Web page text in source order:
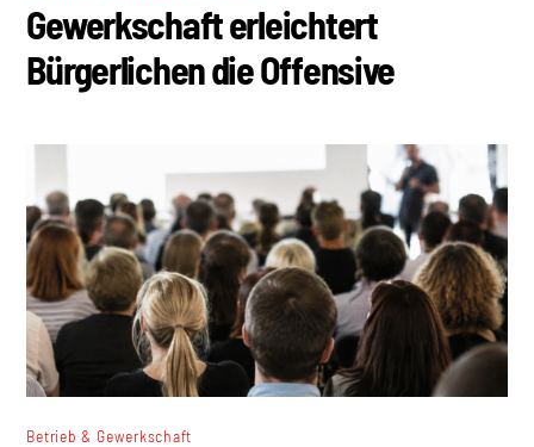
Gewerkschaft erleichtert
Bürgerlichen die Offensive
Betrieb & Gewerkschaft